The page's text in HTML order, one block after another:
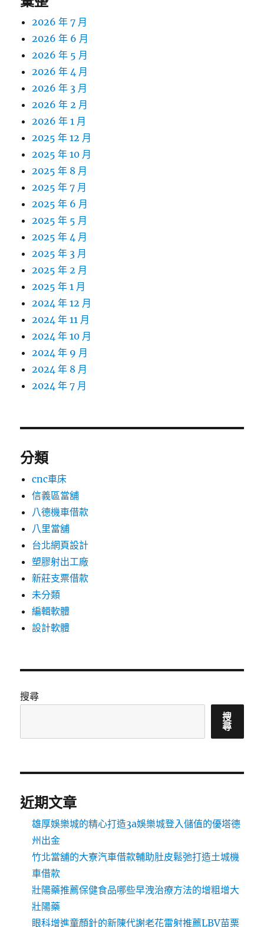
2026 年 7 月
2026 年 6 月
2026 年 5 月
2026 年 4 月
2026 年 3 月
2026 年 2 月
2026 年 1 月
2025 年 12 月
2025 年 10 月
2025 年 8 月
2025 年 7 月
2025 年 6 月
2025 年 5 月
2025 年 4 月
2025 年 3 月
2025 年 2 月
2025 年 1 月
2024 年 12 月
2024 年 11 月
2024 年 10 月
2024 年 9 月
2024 年 8 月
2024 年 7 月
分類
cnc車床
信義區當舖
八德機車借款
八里當舖
台北網頁設計
塑膠射出工廠
新莊支票借款
未分類
編輯軟體
設計軟體
搜尋
搜
尋
近期文章
雄厚娛樂城的精心打造3a娛樂城登入儲值的優塔德
州出金
竹北當舖的大寮汽車借款輔助肚皮鬆弛打造土城機
車借款
壯陽藥推薦保健食品哪些早洩治療方法的增粗增大
壯陽藥
眼科增進童顏針的新陳代謝老花雷射推薦LBV苗栗